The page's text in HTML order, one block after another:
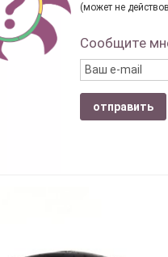
(может не
Сообщите
отправить